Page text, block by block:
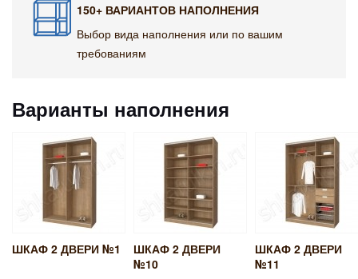
150+ ВАРИАНТОВ НАПОЛНЕНИЯ
Выбор вида наполнения или по вашим
требованиям
Варианты наполнения
ШКАФ 2 ДВЕРИ №1
ШКАФ 2 ДВЕРИ
№10
ШКАФ 2 ДВЕРИ
№11